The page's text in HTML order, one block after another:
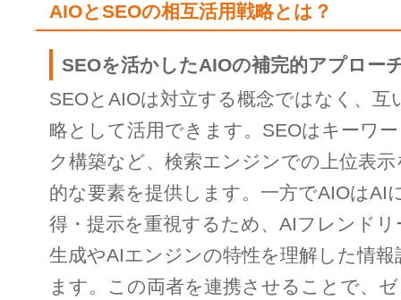
AIOとSEOの相互活用戦略とは？
SEOを活かしたAIOの補完的アプロー
SEOとAIOは対立する概念ではなく、互
略として活用できます。SEOはキーワ
ク構築など、検索エンジンでの上位表
的な要素を提供します。一方でAIOはAI
得・提示を重視するため、AIフレンド
生成やAIエンジンの特性を理解した情
ます。この両者を連携させることで、